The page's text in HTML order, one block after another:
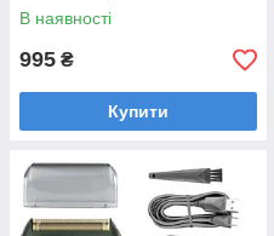
В наявності
995 ₴
Купити